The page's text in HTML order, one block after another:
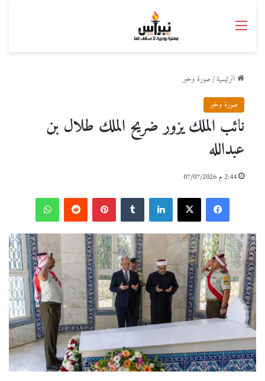
القائمة
الرئيسية/صورة وخبر
صورة وخبر
نائب الملك يزور ضريح الملك طلال بن
عبدالله
2:44 م 07/07/2026
فيسبوك ‫X لينكدإن بينتيريست واتساب